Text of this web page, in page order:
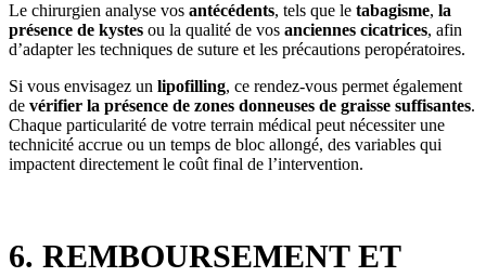
Le chirurgien analyse vos antécédents, tels que le tabagisme, la
présence de kystes ou la qualité de vos anciennes cicatrices, afin
d’adapter les techniques de suture et les précautions peropératoires.
Si vous envisagez un lipofilling, ce rendez-vous permet également
de vérifier la présence de zones donneuses de graisse suffisantes.
Chaque particularité de votre terrain médical peut nécessiter une
technicité accrue ou un temps de bloc allongé, des variables qui
impactent directement le coût final de l’intervention.
6. REMBOURSEMENT ET